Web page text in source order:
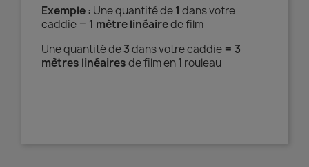
Exemple : Une quantité de1 dans votre
caddie = 1 mètre linéairede film
Une quantité de3dans votre caddie = 3
mètres linéairesde film en 1 rouleau